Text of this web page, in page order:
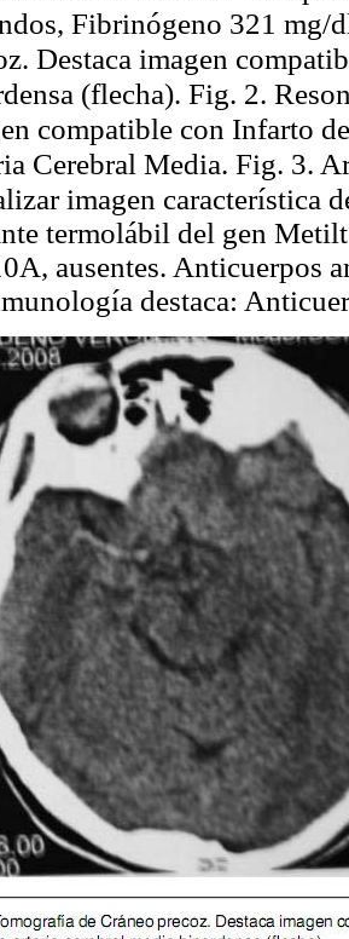
Fibrinógeno 321 mg/
Destaca imagen
(flecha). Fig. 2.
compatible con Infarto
Cerebral Media. Fig. 3.
imagen característica
termolábil del gen
ausentes. Anticuerpos
destaca: